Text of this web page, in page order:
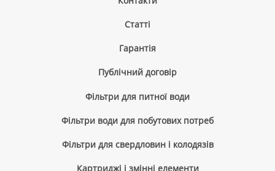
Cтатті
Гарантія
Публічний договір
Фільтри для питної води
Фільтри води для побутових потреб
Фільтри для свердловин і колодязів
Картриджі і змінні елементи